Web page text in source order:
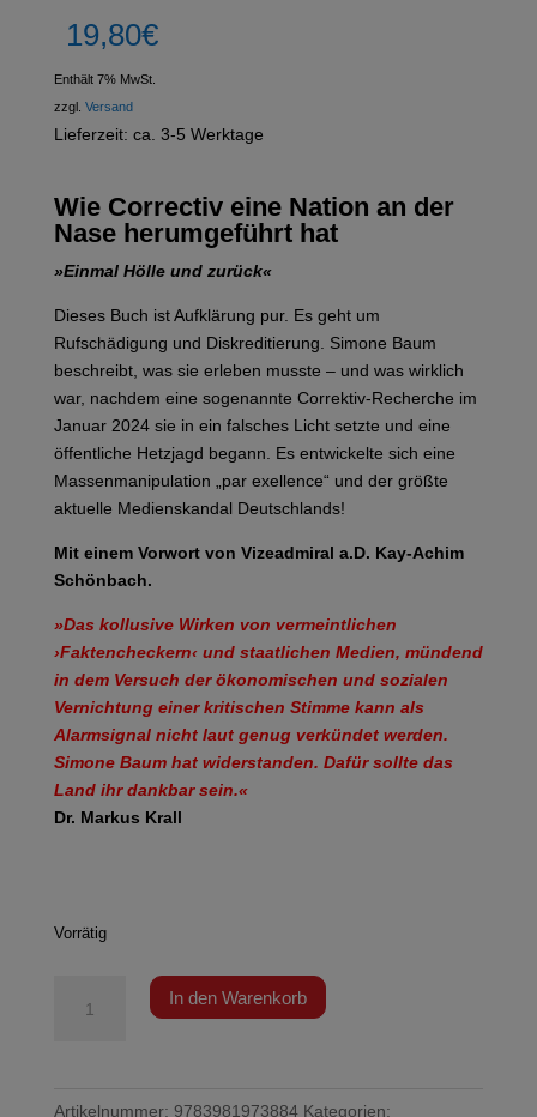
19,80€
Enthält 7% MwSt.
zzgl. Versand
Lieferzeit: ca. 3-5 Werktage
Wie Correctiv eine Nation an der
Nase herumgeführt hat
»Einmal Hölle und zurück«
Dieses Buch ist Aufklärung pur. Es geht um
Rufschädigung und Diskreditierung. Simone Baum
beschreibt, was sie erleben musste – und was wirklich
war, nachdem eine sogenannte Correktiv-Recherche im
Januar 2024 sie in ein falsches Licht setzte und eine
öffentliche Hetzjagd begann. Es entwickelte sich eine
Massenmanipulation „par exellence“ und der größte
aktuelle Medienskandal Deutschlands!
Mit einem Vorwort von Vizeadmiral a.D. Kay-Achim
Schönbach.
»Das kollusive Wirken von vermeintlichen
›Faktencheckern‹ und staatlichen Medien, mündend
in dem Versuch der ökonomischen und sozialen
Vernichtung einer kritischen Stimme kann als
Alarmsignal nicht laut genug verkündet werden.
Simone Baum hat widerstanden. Dafür sollte das
Land ihr dankbar sein.«
Dr. Markus Krall
Vorrätig
In den Warenkorb
Artikelnummer: 9783981973884 Kategorien: